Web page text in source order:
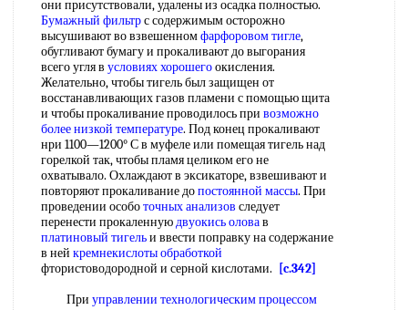
они присутствовали, удалены из осадка полностью.
Бумажный фильтрс содержимым осторожно
высушивают во взвешенномфарфоровом тигле,
обугливают бумагу и прокаливают до выгорания
всего угля в условиях хорошегоокисления.
Желательно, чтобы тигель был защищен от
восстанавливающих газов пламени с помощью щита
и чтобы прокаливание проводилось при возможно
болеенизкой температуре. Под конец прокаливают
нри 1100—1200° С в муфеле или помещая тигель над
горелкой так, чтобы пламя целиком его не
охватывало. Охлаждают в эксикаторе, взвешивают и
повторяют прокаливание допостоянной массы. При
проведении особоточных анализов следует
перенести прокаленнуюдвуокись оловав
платиновый тигельи ввести поправку на содержание
в ней кремнекислоты обработкой
фтористоводородной и серной кислотами.
[c.342]
При управлении технологическим процессом